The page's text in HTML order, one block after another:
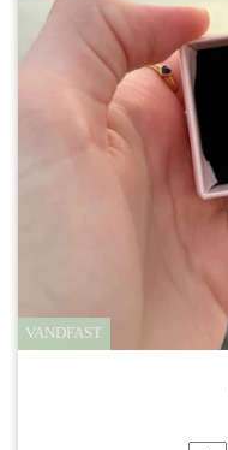
VANDFAST